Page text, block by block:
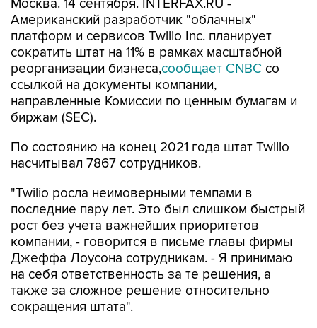
Москва. 14 сентября. INTERFAX.RU -
Американский разработчик "облачных"
платформ и сервисов Twilio Inc. планирует
сократить штат на 11% в рамках масштабной
реорганизации бизнеса,сообщает CNBC со
ссылкой на документы компании,
направленные Комиссии по ценным бумагам и
биржам (SEC).
По состоянию на конец 2021 года штат Twilio
насчитывал 7867 сотрудников.
"Twilio росла неимоверными темпами в
последние пару лет. Это был слишком быстрый
рост без учета важнейших приоритетов
компании, - говорится в письме главы фирмы
Джеффа Лоусона сотрудникам. - Я принимаю
на себя ответственность за те решения, а
также за сложное решение относительно
сокращения штата".